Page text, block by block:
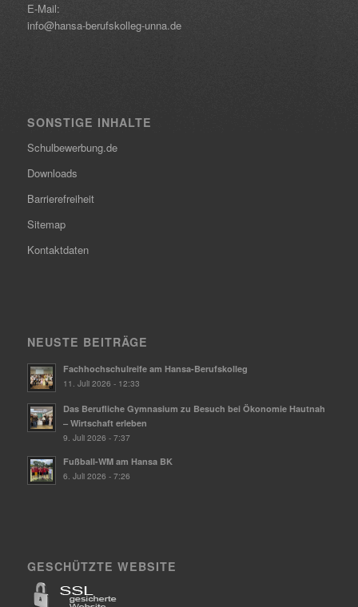
E-Mail:
info@hansa-berufskolleg-unna.de
SONSTIGE INHALTE
Schulbewerbung.de
Downloads
Barrierefreiheit
Sitemap
Kontaktdaten
NEUSTE BEITRÄGE
Fachhochschulreife am Hansa-Berufskolleg
11. Juli 2026 - 12:33
Das Berufliche Gymnasium zu Besuch bei Ökonomie Hautnah
– Wirtschaft erleben
9. Juli 2026 - 7:37
Fußball-WM am Hansa BK
6. Juli 2026 - 7:26
GESCHÜTZTE WEBSITE